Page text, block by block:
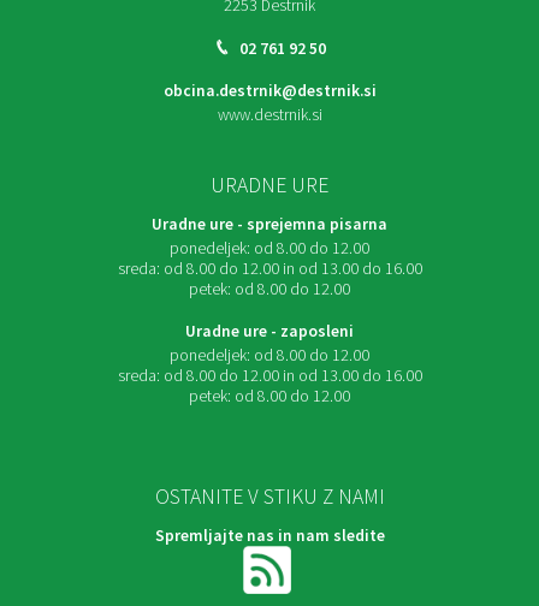
2253 Destrnik
02 761 92 50
obcina.destrnik@destrnik.si
www.destrnik.si
URADNE URE
Uradne ure - sprejemna pisarna
ponedeljek: od 8.00 do 12.00
sreda: od 8.00 do 12.00 in od 13.00 do 16.00
petek: od 8.00 do 12.00
Uradne ure - zaposleni
ponedeljek: od 8.00 do 12.00
sreda: od 8.00 do 12.00 in od 13.00 do 16.00
petek: od 8.00 do 12.00
OSTANITE V STIKU Z NAMI
Spremljajte nas in nam sledite